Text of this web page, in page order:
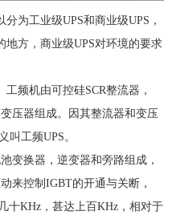
为工业级UPS和商业级UPS，
地方，商业级UPS对环境的要求
频机由可控硅SCR整流器，
压器组成。因其整流器和变压
叫工频UPS。
变换器，逆变器和旁路组成，
来控制IGBT的开通与关断，
十KHz，甚达上百KHz，相对于